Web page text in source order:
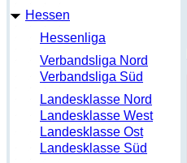
Hessen
Hessenliga
Verbandsliga Nord
Verbandsliga Süd
Landesklasse Nord
Landesklasse West
Landesklasse Ost
Landesklasse Süd